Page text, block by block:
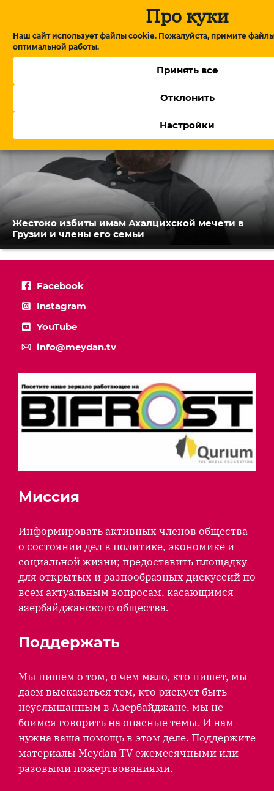
Про куки
Наш сайт использует файлы cookie. Пожалуйста, примите
оптимальной работы.
Принять все
Отклонить
Настройки
В Армении утвердили правительство, Пашинян
обещает посты профессионалам
Жестоко избиты имам Ахалцихской мечети в
Грузии и члены его семьи
Facebook
Instagram
YouTube
info@meydan.tv
Миссия
Информировать активных членов общества
о состоянии дел в политике, экономике и
социальной жизни; предоставить площадку
для открытых и разнообразных дискуссий по
всем актуальным вопросам, касающимся
азербайджанского общества.
Поддержать
Мы пишем о том, о чем мало, кто пишет, мы
даем высказаться тем, кто рискует быть
неуслышанным в Азербайджане, мы не
боимся говорить на опасные темы. И нам
нужна ваша помощь в этом деле. Поддержите
материалы Meydan TV ежемесячными или
разовыми пожертвованиями.